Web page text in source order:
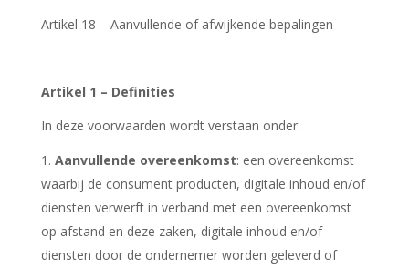
Artikel 18 – Aanvullende of afwijkende bepalingen
Artikel 1 – Definities
In deze voorwaarden wordt verstaan onder:
Aanvullende overeenkomst: een overeenkomst
waarbij de consument producten, digitale inhoud en/of
diensten verwerft in verband met een overeenkomst
op afstand en deze zaken, digitale inhoud en/of
diensten door de ondernemer worden geleverd of